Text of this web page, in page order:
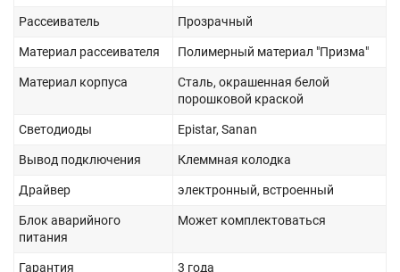
Рассеиватель Прозрачный
Материал рассеивателя Полимерный материал "Призма"
Материал корпуса
Сталь, окрашенная белой
порошковой краской
Светодиоды Epistar, Sanan
Вывод подключения Клеммная колодка
Драйвер электронный, встроенный
Блок аварийного
питания
Может комплектоваться
Гарантия 3 года